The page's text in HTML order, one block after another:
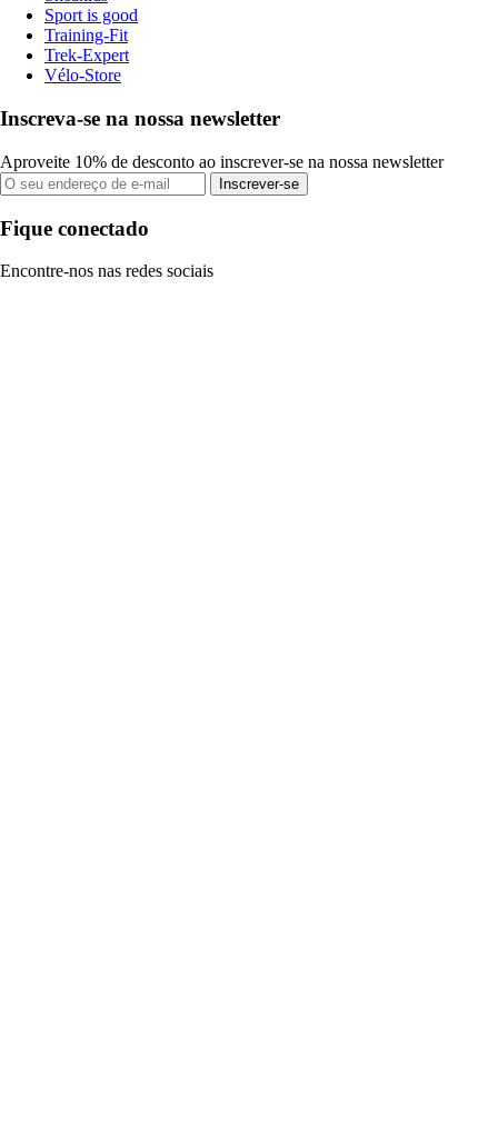
Sport is good
Training-Fit
Trek-Expert
Vélo-Store
Inscreva-se na nossa newsletter
Aproveite 10% de desconto ao inscrever-se na nossa newsletter
Inscrever-se
Fique conectado
Encontre-nos nas redes sociais